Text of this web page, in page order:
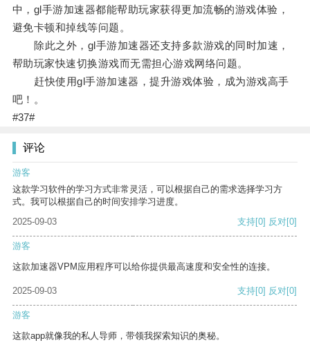
中，gl手游加速器都能帮助玩家获得更加流畅的游戏体验，
避免卡顿和掉线等问题。
除此之外，gl手游加速器还支持多款游戏的同时加速，
帮助玩家快速切换游戏而无需担心游戏网络问题。
赶快使用gl手游加速器，提升游戏体验，成为游戏高手
吧！。
#37#
评论
游客
这款学习软件的学习方式非常灵活，可以根据自己的需求选择学习方
式。我可以根据自己的时间安排学习进度。
2025-09-03
支持[0] 反对[0]
游客
这款加速器VPM应用程序可以给你提供最高速度和安全性的连接。
2025-09-03 支持[0] 反对[0]
游客
这款app就像我的私人导师，带领我探索知识的奥秘。